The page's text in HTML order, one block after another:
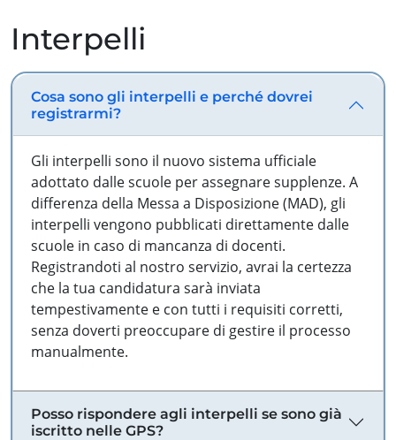
Interpelli
Cosa sono gli interpelli e perché dovrei
registrarmi?
Gli interpelli sono il nuovo sistema ufficiale
adottato dalle scuole per assegnare supplenze. A
differenza della Messa a Disposizione (MAD), gli
interpelli vengono pubblicati direttamente dalle
scuole in caso di mancanza di docenti.
Registrandoti al nostro servizio, avrai la certezza
che la tua candidatura sarà inviata
tempestivamente e con tutti i requisiti corretti,
senza doverti preoccupare di gestire il processo
manualmente.
Posso rispondere agli interpelli se sono già
iscritto nelle GPS?